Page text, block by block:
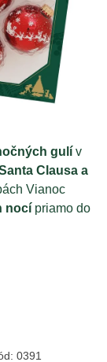
gulí v
Clausa a
Vianoc
nocí priamo do
0391